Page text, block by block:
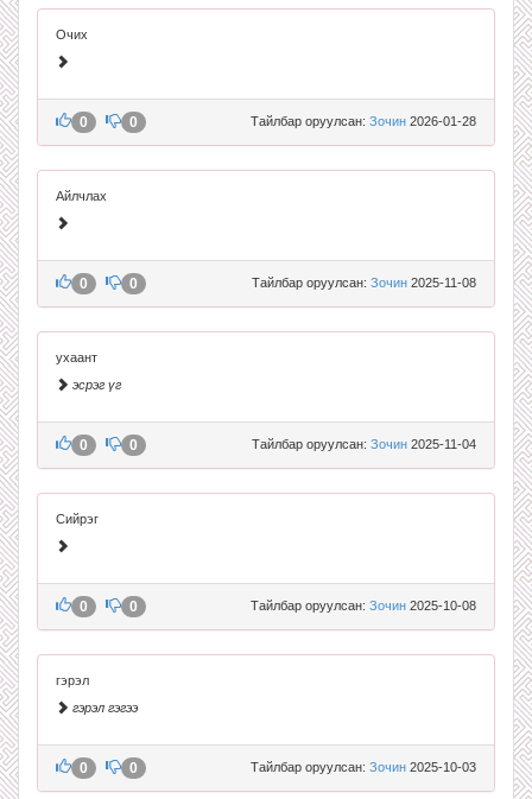
Очих
Тайлбар оруулсан: Зочин 2026-01-28
0 0
Айлчлах
Тайлбар оруулсан: Зочин 2025-11-08
0 0
ухаант
эсрэг үг
Тайлбар оруулсан: Зочин 2025-11-04
0 0
Сийрэг
Тайлбар оруулсан: Зочин 2025-10-08
0 0
гэрэл
гэрэл гэгээ
Тайлбар оруулсан: Зочин 2025-10-03
0 0